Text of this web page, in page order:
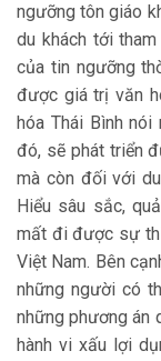
ngưỡng tôn giáo
du khách tới
của tin ngưỡng
được giá trị văn
hóa Thái Bình
đó, sẽ phát triển
mà còn đối với
Hiểu sâu sắc,
mất đi được sự
Việt Nam. Bên
những người có
những phương án
hành vi xấu lợi